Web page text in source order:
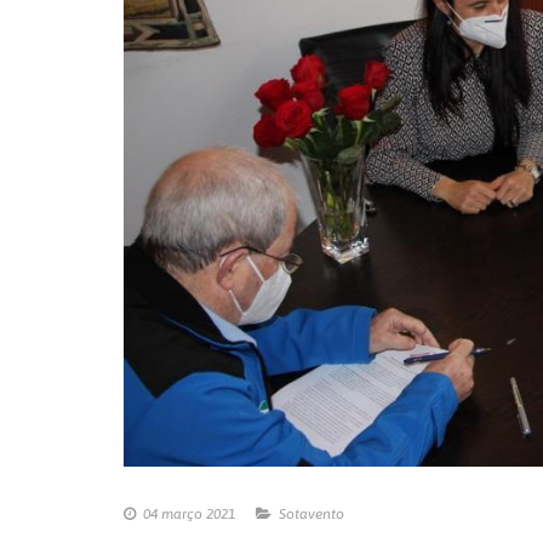
04 março 2021 Sotavento